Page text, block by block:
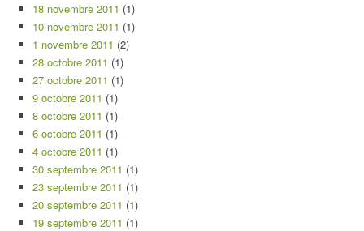
18 novembre 2011 (1)
10 novembre 2011 (1)
1 novembre 2011 (2)
28 octobre 2011 (1)
27 octobre 2011 (1)
9 octobre 2011 (1)
8 octobre 2011 (1)
6 octobre 2011 (1)
4 octobre 2011 (1)
30 septembre 2011 (1)
23 septembre 2011 (1)
20 septembre 2011 (1)
19 septembre 2011 (1)